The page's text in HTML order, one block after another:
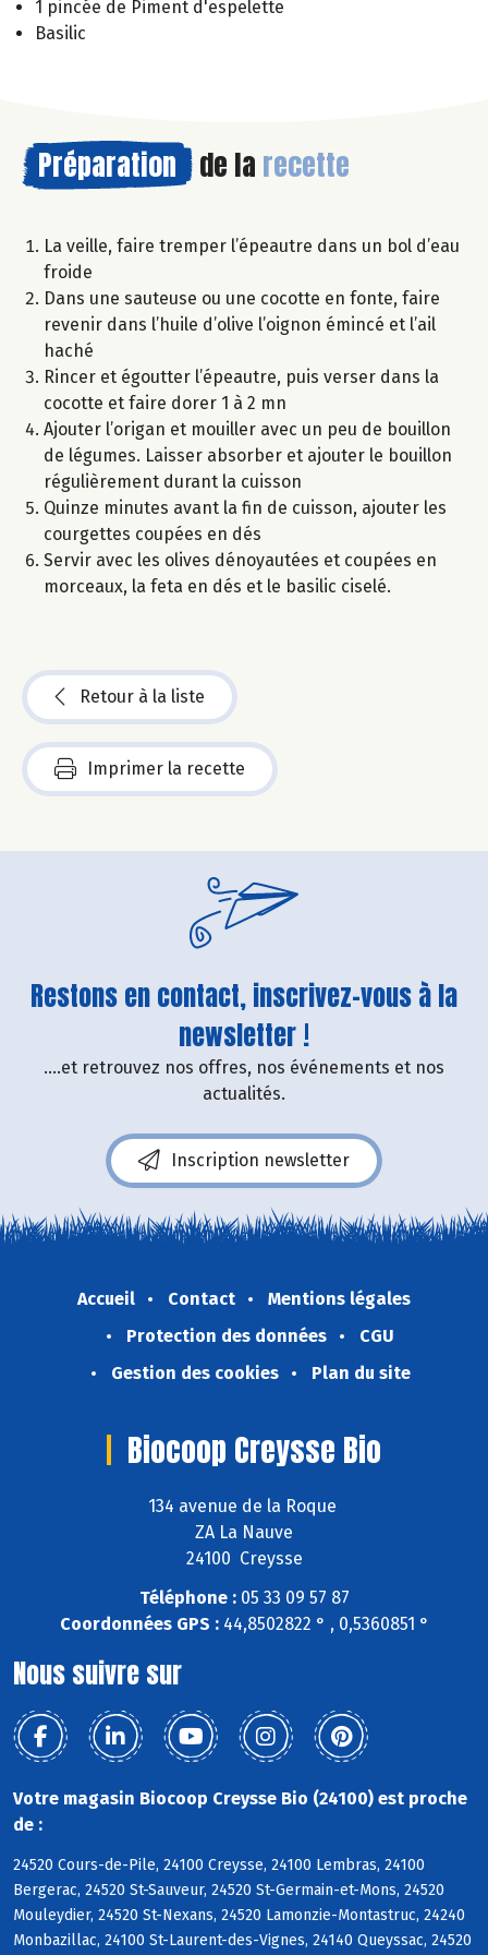
1 pincée de Piment d'espelette
Basilic
Préparation de la recette
La veille, faire tremper l’épeautre dans un bol d’eau
froide
Dans une sauteuse ou une cocotte en fonte, faire
revenir dans l’huile d’olive l’oignon émincé et l’ail
haché
Rincer et égoutter l’épeautre, puis verser dans la
cocotte et faire dorer 1 à 2 mn
Ajouter l’origan et mouiller avec un peu de bouillon
de légumes. Laisser absorber et ajouter le bouillon
régulièrement durant la cuisson
Quinze minutes avant la fin de cuisson, ajouter les
courgettes coupées en dés
Servir avec les olives dénoyautées et coupées en
morceaux, la feta en dés et le basilic ciselé.
Retour à la liste
Imprimer la recette
Restons en contact, inscrivez-vous à la
newsletter !
....et retrouvez nos offres, nos événements et nos
actualités.
Inscription newsletter
Accueil Contact
Mentions légales
Protection des données
CGU
Gestion des cookies
Plan du site
Biocoop Creysse Bio
134 avenue de la Roque
ZA La Nauve
24100 Creysse
Téléphone :05 33 09 57 87
Coordonnées GPS :44,8502822 ° , 0,5360851 °
Nous suivre sur
Votre magasin Biocoop Creysse Bio (24100) est proche
de :
24520 Cours-de-Pile, 24100 Creysse, 24100 Lembras, 24100
Bergerac, 24520 St-Sauveur, 24520 St-Germain-et-Mons, 24520
Mouleydier, 24520 St-Nexans, 24520 Lamonzie-Montastruc, 24240
Monbazillac, 24100 St-Laurent-des-Vignes, 24140 Queyssac, 24520